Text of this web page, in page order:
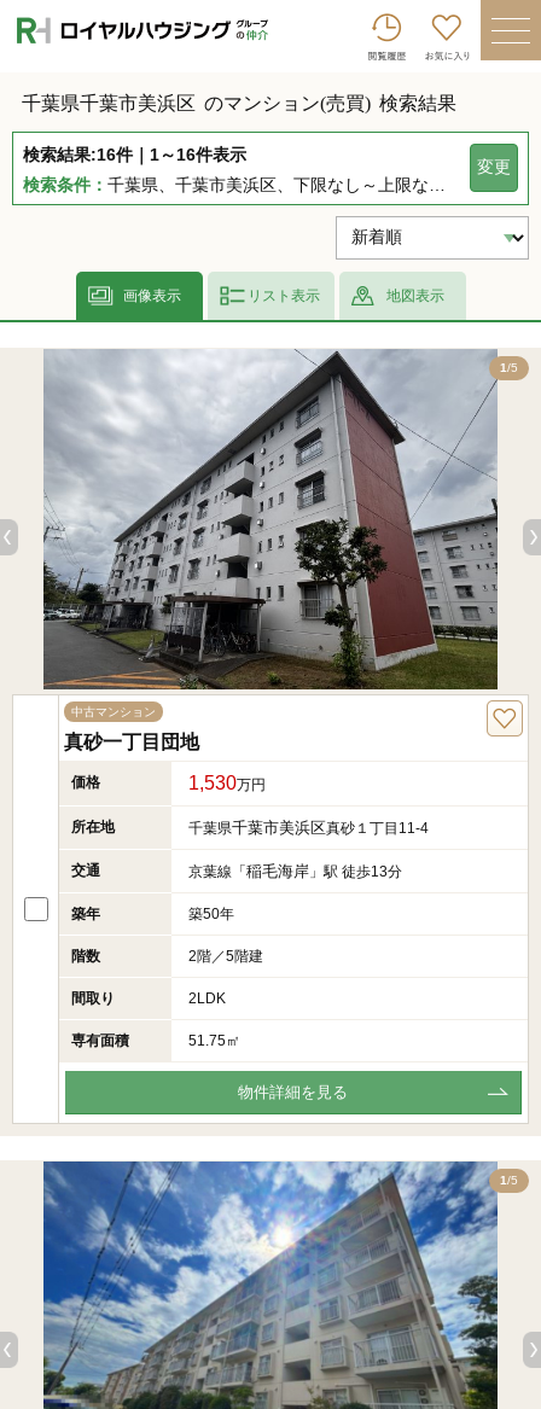
千葉県千葉市美浜区 のマンション(売買) 検索結果
検索結果:16件｜1～16件表示
検索条件： 千葉県、千葉市美浜区、下限なし～上限なし、指定しない、指定なし、指定しない、下限なし～上限なし、指定なし
変更
画像表示 リスト表示 地図表示
1/5
中古マンション
真砂一丁目団地
価格 1,530万円
所在地 千葉県千葉市美浜区真砂１丁目11-4
交通 京葉線「 稲毛海岸 」駅 徒歩13分
築年 築50年
階数 2階／5階建
間取り 2LDK
専有面積 51.75㎡
物件詳細を見る
1/5
ロイヤルハウジンググループトップへ
売りたい
借りたい
店舗を探す
企業情報
会員登録